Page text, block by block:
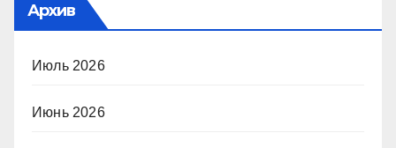
Архив
Июль 2026
Июнь 2026